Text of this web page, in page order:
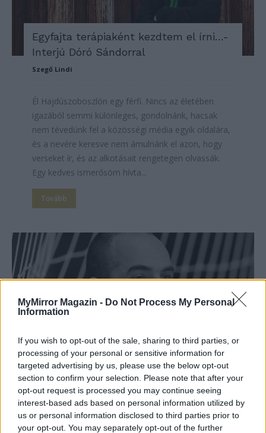
MyMirror Magazin - Do Not Process My Personal
Information
If you wish to opt-out of the sale, sharing to third parties, or
processing of your personal or sensitive information for
targeted advertising by us, please use the below opt-out
section to confirm your selection. Please note that after your
opt-out request is processed you may continue seeing
interest-based ads based on personal information utilized by
us or personal information disclosed to third parties prior to
your opt-out. You may separately opt-out of the further
Egyfajta terápiaként kezdtem el írni…-
Interjú Dóró Sándorral
Szegő Lindi
Él Hajdúszoboszlón egy férfi. Nincs az életében
igazából semmi különleges, gondolnánk, hacsak
nem tévedünk fel a közösségi média egyik oldalára,
és a nevére keresve nem ámulnánk el azon, hogy
verseket ír, és az alkotásait rengetegen olvassák.
Egy kedves ismerősöm hívta...
Tovább
Benedek Tibor – Egy tiszta élet
Imre Hilda
Nem könnyű felfogni a felfoghatatlant. Az jár az
eszemben, hogy Benedek Tiborról nem tud senki